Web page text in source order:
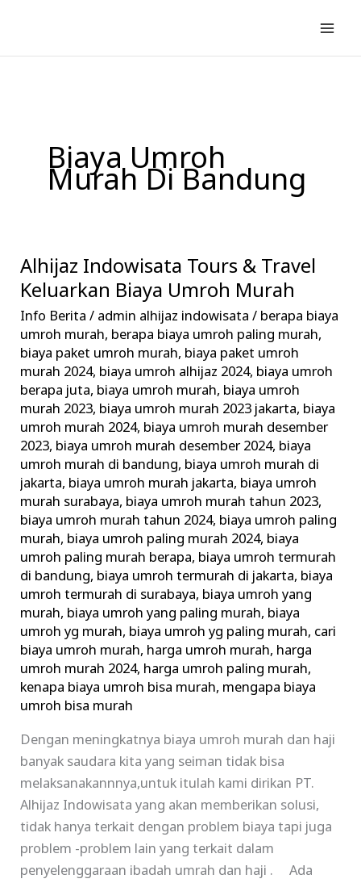
konten
Biaya Umroh
Murah Di Bandung
Alhijaz Indowisata Tours & Travel
Keluarkan Biaya Umroh Murah
Info Berita / admin alhijaz indowisata/ berapa biaya
umroh murah, berapa biaya umroh paling murah,
biaya paket umroh murah, biaya paket umroh
murah 2024, biaya umroh alhijaz 2024, biaya umroh
berapa juta, biaya umroh murah, biaya umroh
murah 2023, biaya umroh murah 2023 jakarta, biaya
umroh murah 2024, biaya umroh murah desember
2023, biaya umroh murah desember 2024, biaya
umroh murah di bandung, biaya umroh murah di
jakarta, biaya umroh murah jakarta, biaya umroh
murah surabaya, biaya umroh murah tahun 2023,
biaya umroh murah tahun 2024, biaya umroh paling
murah, biaya umroh paling murah 2024, biaya
umroh paling murah berapa, biaya umroh termurah
di bandung, biaya umroh termurah di jakarta, biaya
umroh termurah di surabaya, biaya umroh yang
murah, biaya umroh yang paling murah, biaya
umroh yg murah, biaya umroh yg paling murah, cari
biaya umroh murah, harga umroh murah, harga
umroh murah 2024, harga umroh paling murah,
kenapa biaya umroh bisa murah, mengapa biaya
umroh bisa murah
Dengan meningkatnya biaya umroh murah dan haji
banyak saudara kita yang seiman tidak bisa
melaksanakannnya,untuk itulah kami dirikan PT.
Alhijaz Indowisata yang akan memberikan solusi,
tidak hanya terkait dengan problem biaya tapi juga
problem -problem lain yang terkait dalam
penyelenggaraan ibadah umrah dan haji . Ada
Alhijaz
Indowisata
Tours
&
Travel
Keluarkan
Biaya
Umroh
Murah